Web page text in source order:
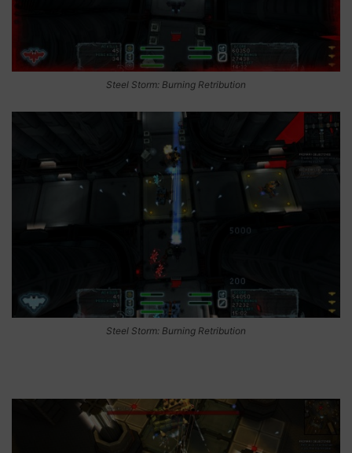
Steel Storm: Burning Retribution
Steel Storm: Burning Retribution